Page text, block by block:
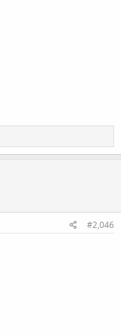
#2,046